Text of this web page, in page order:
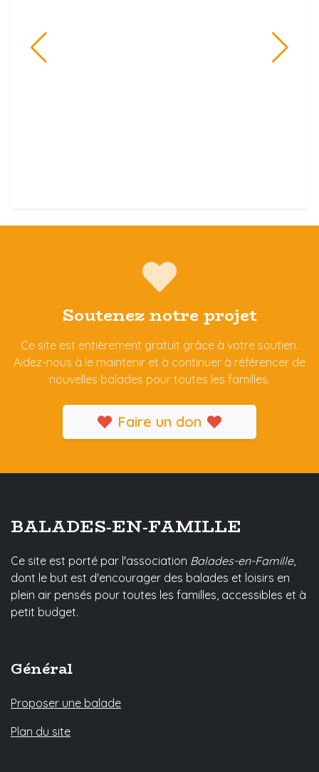
Soutenez notre projet
Ce site est entièrement gratuit grâce à votre soutien.
Aidez-nous à le maintenir et à continuer à référencer de
nouvelles balades pour toutes les familles.
Faire un don
BALADES-EN-FAMILLE
Ce site est porté par l'association Balades-en-Famille,
dont le but est d'encourager des balades et loisirs en
plein air pensés pour toutes les familles, accessibles et à
petit budget.
Général
Proposer une balade
Plan du site